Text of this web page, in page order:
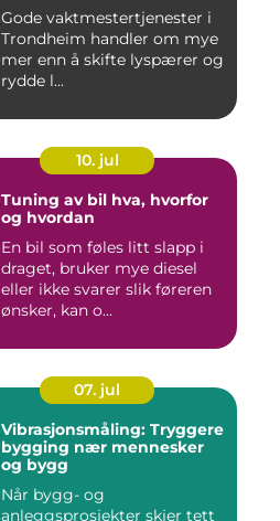
Gode vaktmestertjenester i
Trondheim handler om mye
mer enn å skifte lyspærer og
rydde l...
10. jul
Tuning av bil hva, hvorfor
og hvordan
En bil som føles litt slapp i
draget, bruker mye diesel
eller ikke svarer slik føreren
ønsker, kan o...
07. jul
Vibrasjonsmåling: Tryggere
bygging nær mennesker
og bygg
Når bygg- og
anleggsprosjekter skjer tett